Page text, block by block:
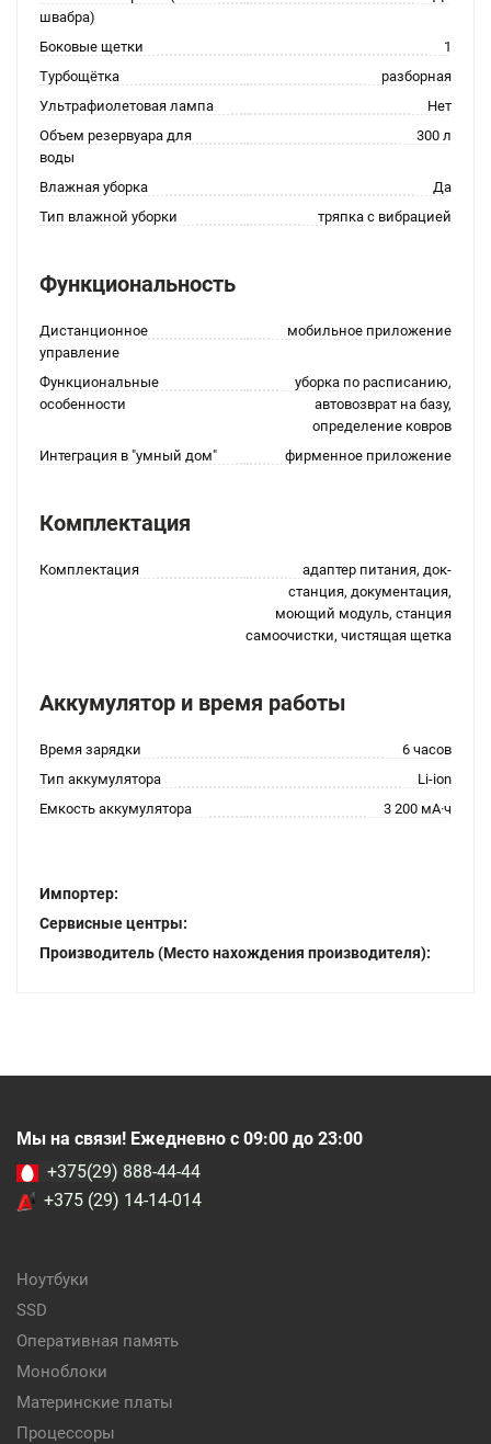
швабра)
Боковые щетки
1
Турбощётка
разборная
Ультрафиолетовая лампа
Нет
Объем резервуара для
воды
300 л
Влажная уборка
Да
Тип влажной уборки
тряпка с вибрацией
Функциональность
Дистанционное
управление
мобильное приложение
Функциональные
особенности
уборка по расписанию,
автовозврат на базу,
определение ковров
Интеграция в "умный дом"
фирменное приложение
Комплектация
Комплектация
адаптер питания, док-
станция, документация,
моющий модуль, станция
самоочистки, чистящая щетка
Аккумулятор и время работы
Время зарядки
6 часов
Тип аккумулятора
Li-ion
Емкость аккумулятора
3 200 мА·ч
Импортер:
Сервисные центры:
Производитель (Место нахождения производителя):
Мы на связи! Ежедневно с 09:00 до 23:00
+375(29) 888-44-44
+375 (29) 14-14-014
Ноутбуки
SSD
Оперативная память
Моноблоки
Материнские платы
Процессоры